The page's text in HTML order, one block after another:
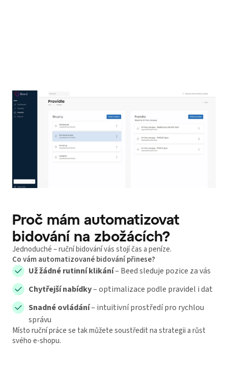
Proč mám automatizovat
bidování na zbožácích?
Jednoduché – ruční bidování vás stojí čas a peníze.
Co vám automatizované bidování přinese?
Už žádné rutinní klikání– Beed sleduje pozice za vás
Chytřejší nabídky– optimalizace podle pravidel i dat
Snadné ovládání– intuitivní prostředí pro rychlou
správu
Místo ruční práce se tak můžete soustředit na strategii a růst
svého e-shopu.